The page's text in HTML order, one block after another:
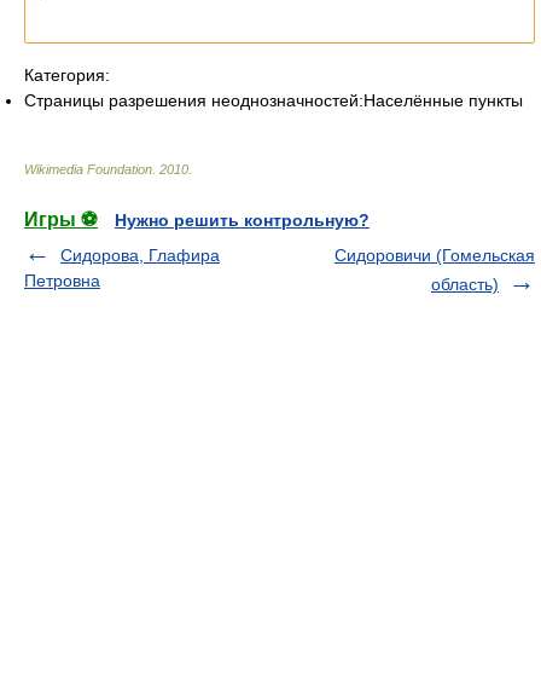
Категория:
Страницы разрешения неоднозначностей:Населённые пункты
Wikimedia Foundation 2010
Игры ⚽
Нужно решить контрольную?
Сидорова, Глафира
Петровна
Сидоровичи (Гомельская
область)